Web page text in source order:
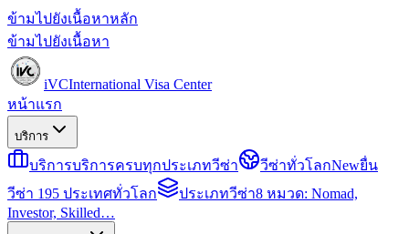
ข้ามไปยังเนื้อหาหลัก
ข้ามไปยังเนื้อหา
iVCInternational Visa Center
หน้าแรก
บริการ
บริการบริการครบทุกประเภทวีซ่า วีซ่าทั่วโลกNewยื่น
วีซ่า 195 ประเทศทั่วโลก
ประเภทวีซ่า8 หมวด: Nomad,
Investor, Skilled…